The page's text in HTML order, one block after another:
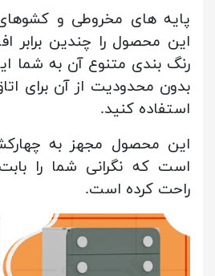
پایه های مخروطی و
این محصول را چندین برابر
رنگ بندی متنوع آن به شما
بدون محدودیت از آن برای
استفاده کنید.
این محصول مجهز به
است که نگرانی شما را
راحت کرده است.